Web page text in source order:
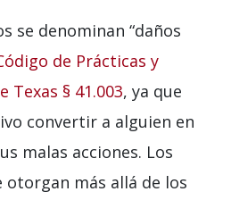
se denominan “daños
de Prácticas y
Texas § 41.003, ya que
convertir a alguien en
malas acciones. Los
otorgan más allá de los